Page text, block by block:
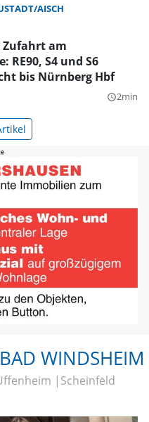
AISCH
am
RE90, S4 und S6
bis Nürnberg Hbf
query_builder2min
WINDSHEIM
Scheinfeld